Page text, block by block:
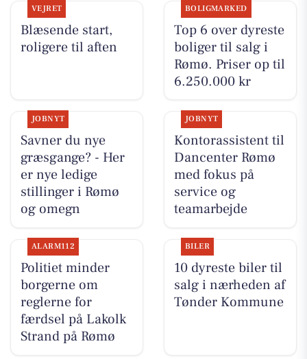
VEJRET
Blæsende start,
roligere til aften
BOLIGMARKED
Top 6 over dyreste
boliger til salg i
Rømø. Priser op til
6.250.000 kr
JOBNYT
Savner du nye
græsgange? - Her
er nye ledige
stillinger i Rømø
og omegn
JOBNYT
Kontorassistent til
Dancenter Rømø
med fokus på
service og
teamarbejde
ALARM112
Politiet minder
borgerne om
reglerne for
færdsel på Lakolk
Strand på Rømø
BILER
10 dyreste biler til
salg i nærheden af
Tønder Kommune